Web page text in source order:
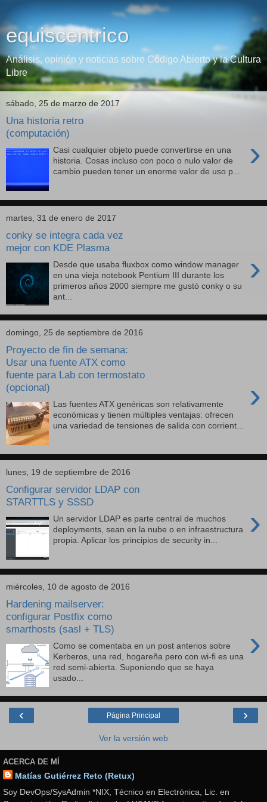
equiscentrico
Análisis, opinión y noticias sobre Código Abierto y la Cultura
Libre
sábado, 25 de marzo de 2017
Una historia retro
(computación)
›
Casi cualquier objeto puede convertirse en una
historia. Cosas incluso con poco o nulo valor de
cambio pueden tener un enorme valor de uso p...
martes, 31 de enero de 2017
conky se integra cada vez
mejor con KDE Plasma
›
Desde que usaba fluxbox como window manager
en una vieja notebook Pentium III durante los
primeros años 2000 siempre me gustó conky o su
ant...
domingo, 25 de septiembre de 2016
Proyecto de fin de semana:
Usar una fuente ATX como
fuente para Lab con termostato
(opcional)
›
Las fuentes ATX genéricas son relativamente
económicas y tienen múltiples ventajas: ofrecen
una variedad de tensiones de salida con corrient...
lunes, 19 de septiembre de 2016
Configurar servidor LDAP con
STARTTLS y SSSD
›
Un servidor LDAP es parte central de muchos
deployments, sean en la nube o en infraestructura
propia. Aplicar los principios de security in...
miércoles, 10 de agosto de 2016
Hardening mailserver:
configurar Postfix como
smarthosts (sasl + TLS)
›
Como se comentaba en un post anterios sobre
Kerberos, una red, hogareña pero con wi-fi es una
red semi-abierta. Suponiendo que se haya
usado...
‹ ›
Página Principal
Ver la versión web
ACERCA DE MÍ
Matías Gutiérrez Reto (Retux)
Soy DevOps/SysAdmin *NIX, Técnico en Electrónica, Lic. en